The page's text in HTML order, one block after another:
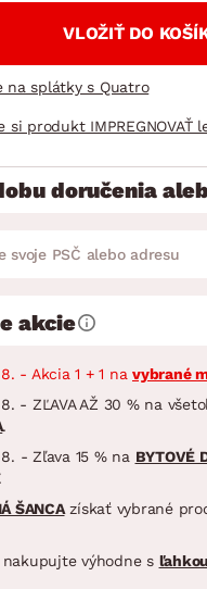
VLOŽIŤ DO
na splátky s Quatro
si produkt IMPREGNOVAŤ
doručenia
akcie
- Akcia 1 + 1 na vybrané
8. - ZĽAVA AŽ 30 % na
.
- Zľava 15 % na BYTOVÉ
ŠANCAzískať vybrané
nakupujte výhodne s